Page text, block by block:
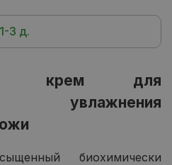
1-3 д.
крем для
увлажнения
биохимически